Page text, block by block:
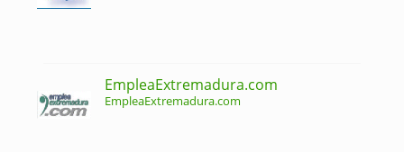
EmpleaExtremadura.com
EmpleaExtremadura.com